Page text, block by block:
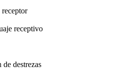
receptivo
de destrezas